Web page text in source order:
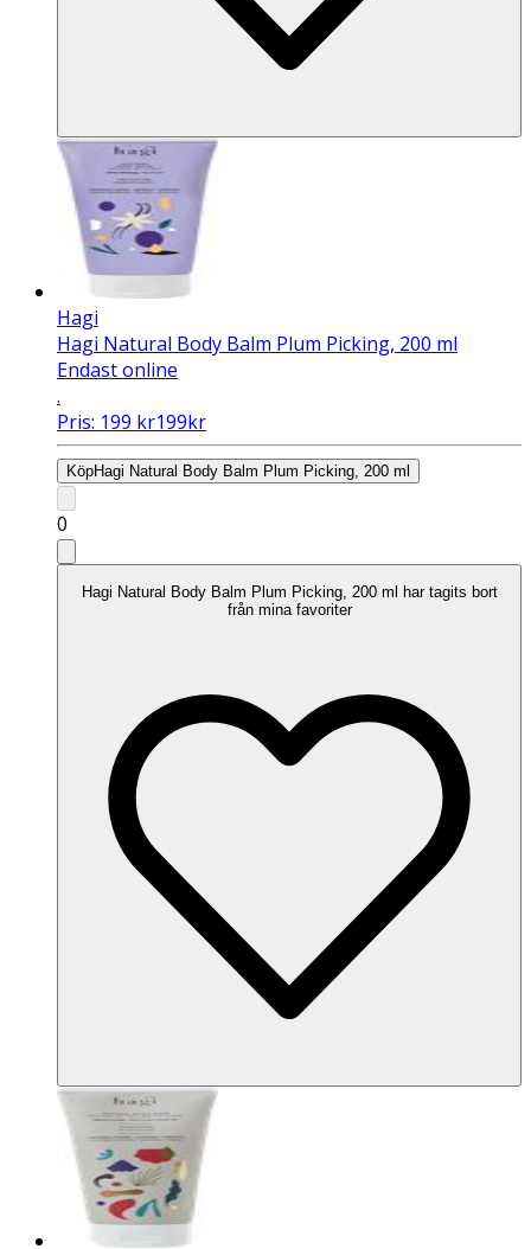
Hagi
Hagi Natural Body Balm Plum Picking, 200 ml
Endast online
.
Pris: 199 kr199kr
KöpHagi Natural Body Balm Plum Picking, 200 ml
0
Hagi Natural Body Balm Plum Picking, 200 ml har tagits bort
från mina favoriter